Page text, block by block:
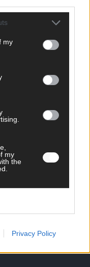
my
my
the
Privacy Policy